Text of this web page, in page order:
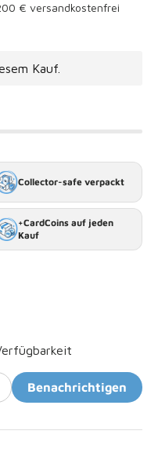
€ versandkostenfrei
Kauf.
Collector-safe verpackt
+CardCoins auf jeden
Kauf
Benachrichtigen